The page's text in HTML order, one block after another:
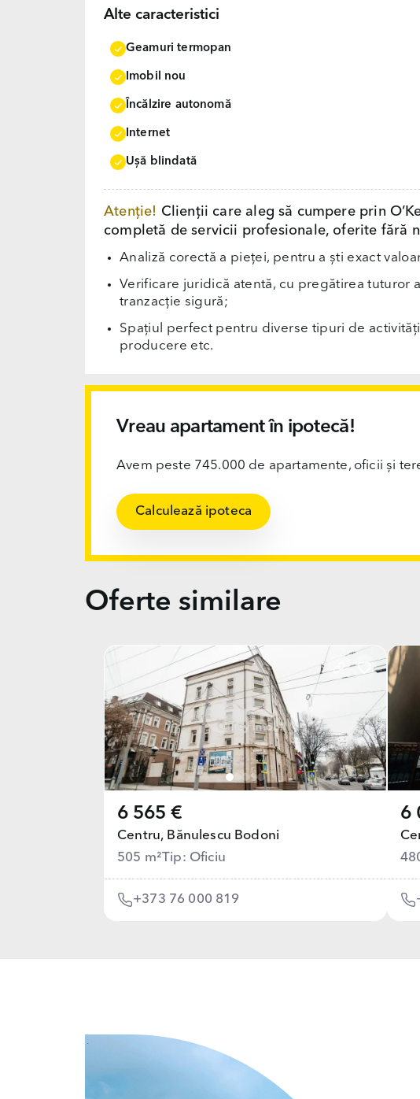
Alte caracteristici
Geamuri termopan
Imobil nou
Încălzire autonomă
Internet
Uşă blindată
Atenție! Clienții care aleg să cumpere prin
completă de servicii profesionale, oferite fără
Analiză corectă a pieței, pentru a ști exact
Verificare juridică atentă, cu pregătirea tuturor
tranzacție sigură;
Spațiul perfect pentru diverse tipuri de
producere etc.
Vreau apartament în ipotecă!
Avem peste 745.000 de apartamente, oficii și
Calculează ipoteca
Oferte similare
6 565 €
Centru, Bănulescu Bodoni
505 m²Tip: Oficiu
+373 76 000 819
6